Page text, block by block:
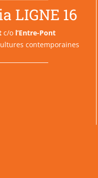
LIGNE 16
c/o l’Entre-Pont
contemporaines